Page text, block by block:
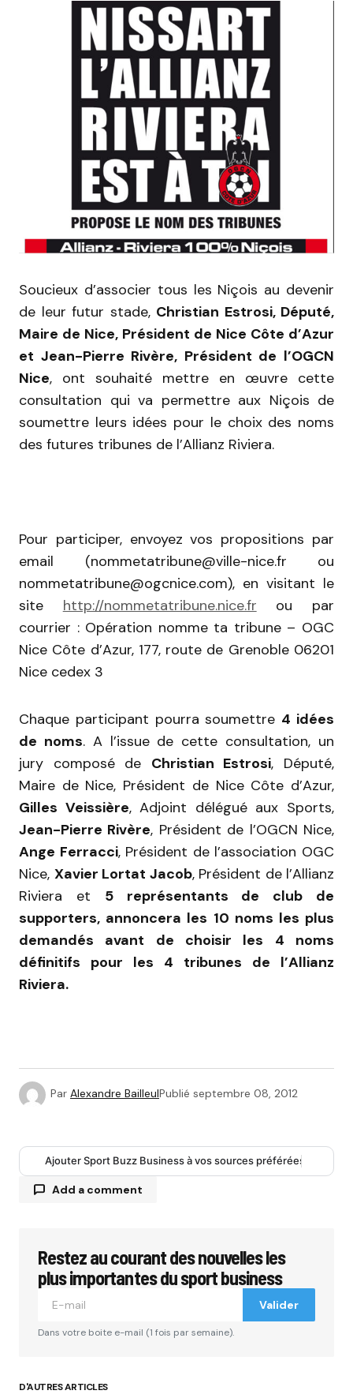
Soucieux d’associer tous les Niçois au devenir
de leur futur stade, Christian Estrosi, Député,
Maire de Nice, Président de Nice Côte d’Azur
et Jean-Pierre Rivère, Président de l’OGCN
Nice, ont souhaité mettre en œuvre cette
consultation qui va permettre aux Niçois de
soumettre leurs idées pour le choix des noms
des futures tribunes de l’Allianz Riviera.
Pour participer, envoyez vos propositions par
email (nommetatribune@ville-nice.fr ou
nommetatribune@ogcnice.com), en visitant le
site http://nommetatribune.nice.fr ou par
courrier : Opération nomme ta tribune – OGC
Nice Côte d’Azur, 177, route de Grenoble 06201
Nice cedex 3
Chaque participant pourra soumettre 4 idées
de noms. A l’issue de cette consultation, un
jury composé de Christian Estrosi, Député,
Maire de Nice, Président de Nice Côte d’Azur,
Gilles Veissière, Adjoint délégué aux Sports,
Jean-Pierre Rivère, Président de l’OGCN Nice,
Ange Ferracci, Président de l’association OGC
Nice, Xavier Lortat Jacob, Président de l’Allianz
Riviera et 5 représentants de club de
supporters, annoncera les 10 noms les plus
demandés avant de choisir les 4 noms
définitifs pour les 4 tribunes de l’Allianz
Riviera.
Par Alexandre BailleulPublié septembre 08, 2012
Ajouter Sport Buzz Business à vos sources préférées
Add a comment
Votre adresse e-mail ne sera pas publiée.Les
champs obligatoires sont indiqués avec*
Restez au courant des nouvelles les
plus importantes du sport business
Valider
Dans votre boite e-mail (1 fois par semaine).
D'AUTRES ARTICLES